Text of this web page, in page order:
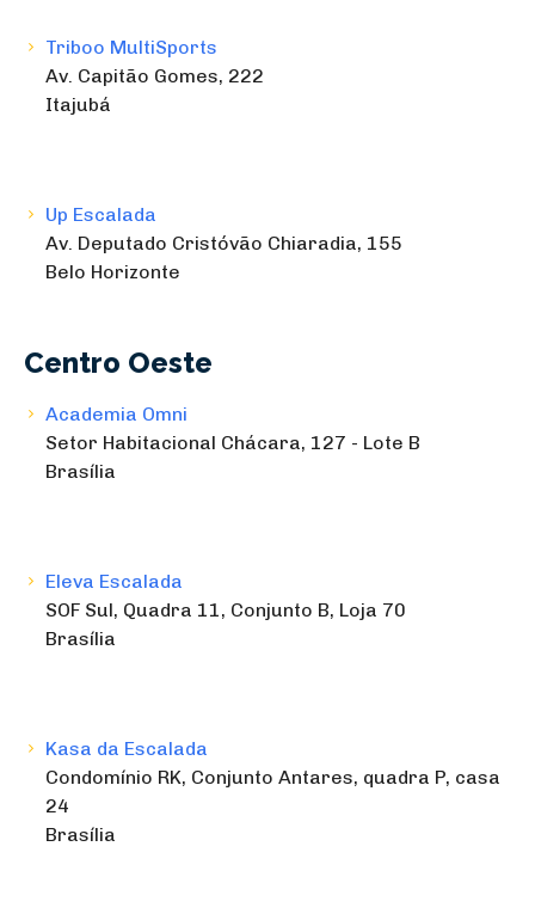
Triboo MultiSports
Av. Capitão Gomes, 222
Itajubá
Up Escalada
Av. Deputado Cristóvão Chiaradia, 155
Belo Horizonte
Centro Oeste
Academia Omni
Setor Habitacional Chácara, 127 - Lote B
Brasília
Eleva Escalada
SOF Sul, Quadra 11, Conjunto B, Loja 70
Brasília
Kasa da Escalada
Condomínio RK, Conjunto Antares, quadra P, casa
24
Brasília